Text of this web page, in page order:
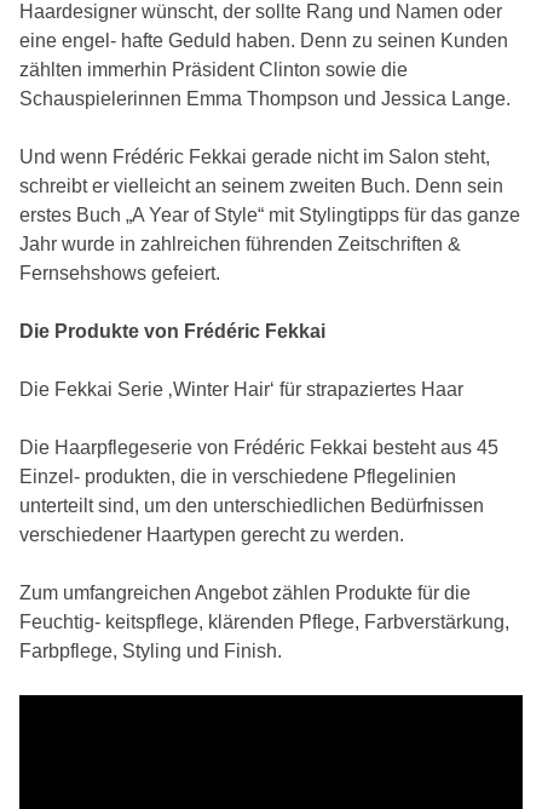
Haardesigner wünscht, der sollte Rang und Namen oder
eine engel- hafte Geduld haben. Denn zu seinen Kunden
zählten immerhin Präsident Clinton sowie die
Schauspielerinnen Emma Thompson und Jessica Lange.
Und wenn Frédéric Fekkai gerade nicht im Salon steht,
schreibt er vielleicht an seinem zweiten Buch. Denn sein
erstes Buch „A Year of Style“ mit Stylingtipps für das ganze
Jahr wurde in zahlreichen führenden Zeitschriften &
Fernsehshows gefeiert.
Die Produkte von Frédéric Fekkai
Die Fekkai Serie ‚Winter Hair‘ für strapaziertes Haar
Die Haarpflegeserie von Frédéric Fekkai besteht aus 45
Einzel- produkten, die in verschiedene Pflegelinien
unterteilt sind, um den unterschiedlichen Bedürfnissen
verschiedener Haartypen gerecht zu werden.
Zum umfangreichen Angebot zählen Produkte für die
Feuchtig- keitspflege, klärenden Pflege, Farbverstärkung,
Farbpflege, Styling und Finish.